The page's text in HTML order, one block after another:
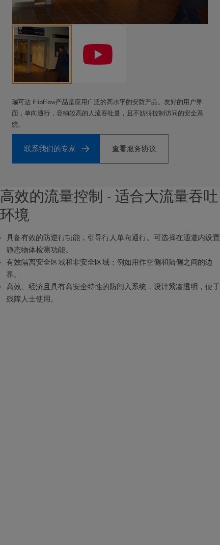
瑞可达 FlipFlow产品是应用广泛的高水平的安防产品。友好的用户界
面，单向通行，容纳较高的人流吞吐量，且不妨碍控制访问的安全系
统。
联系我们的专家 查看服务协议
高效的流量控制 - 适合大流量吞吐
环境
具备有效的防逆行功能，引导行人单向通行。可选择在通道内设置
静态物体检测功能。
有效隔离安全区域和非安全区域；例如用作空侧和陆侧之间的边
界。
高效、经济且具有高安全特性的防闯入系统，设计紧凑透明，便于
残障人士使用。